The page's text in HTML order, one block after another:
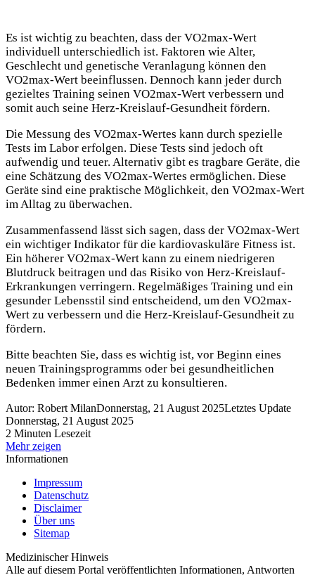
Es ist wichtig zu beachten, dass der VO2max-Wert
individuell unterschiedlich ist. Faktoren wie Alter,
Geschlecht und genetische Veranlagung können den
VO2max-Wert beeinflussen. Dennoch kann jeder durch
gezieltes Training seinen VO2max-Wert verbessern und
somit auch seine Herz-Kreislauf-Gesundheit fördern.
Die Messung des VO2max-Wertes kann durch spezielle
Tests im Labor erfolgen. Diese Tests sind jedoch oft
aufwendig und teuer. Alternativ gibt es tragbare Geräte, die
eine Schätzung des VO2max-Wertes ermöglichen. Diese
Geräte sind eine praktische Möglichkeit, den VO2max-Wert
im Alltag zu überwachen.
Zusammenfassend lässt sich sagen, dass der VO2max-Wert
ein wichtiger Indikator für die kardiovaskuläre Fitness ist.
Ein höherer VO2max-Wert kann zu einem niedrigeren
Blutdruck beitragen und das Risiko von Herz-Kreislauf-
Erkrankungen verringern. Regelmäßiges Training und ein
gesunder Lebensstil sind entscheidend, um den VO2max-
Wert zu verbessern und die Herz-Kreislauf-Gesundheit zu
fördern.
Bitte beachten Sie, dass es wichtig ist, vor Beginn eines
neuen Trainingsprogramms oder bei gesundheitlichen
Bedenken immer einen Arzt zu konsultieren.
Autor: Robert MilanDonnerstag, 21 August 2025Letztes Update
Donnerstag, 21 August 2025
2 Minuten Lesezeit
Mehr zeigen
Informationen
Impressum
Datenschutz
Disclaimer
Über uns
Sitemap
Medizinischer Hinweis
Alle auf diesem Portal veröffentlichten Informationen, Antworten